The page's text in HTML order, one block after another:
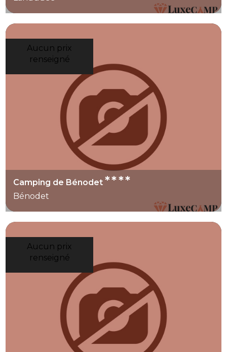
Aucun prix
renseigné
Camping de Bénodet****
Bénodet
Aucun prix
renseigné